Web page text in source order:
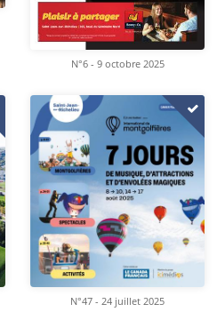
N°6 - 9 octobre 2025
N°47 - 24 juillet 2025